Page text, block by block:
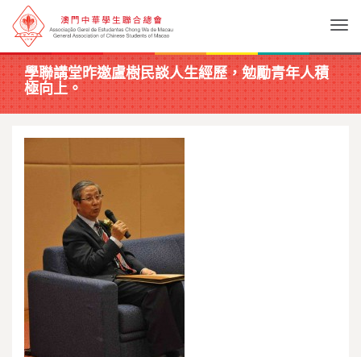
學聯講堂昨邀盧樹民談人生經歷，勉勵青年人積
極向上。